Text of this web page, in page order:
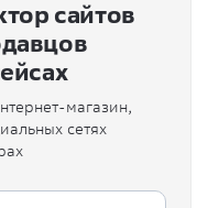
сайтов
магазин,
сетях